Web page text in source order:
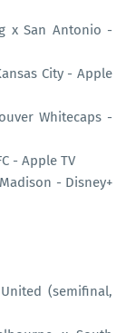
x San Antonio -
City - Apple
Whitecaps -
- Apple TV
- Disney+
(semifinal,